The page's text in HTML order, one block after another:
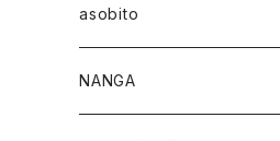
asobito
NANGA